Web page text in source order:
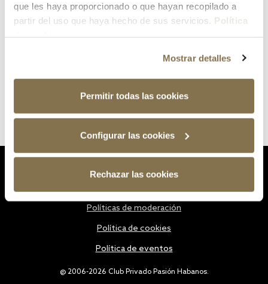
que les haya proporcionado o que hayan recopilado a
partir del uso que haya hecho de sus servicios. Política
Mostrar detalles
Permitir todas las cookies
Configurar las cookies
Rechazar las cookies
@ 2006-2026 Club Privado Pasión Habanos.
Políticas de moderación
Política de cookies
Política de eventos